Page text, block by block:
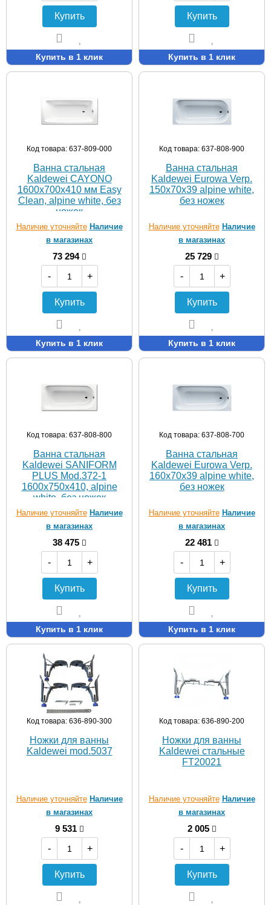
Купить
Купить в 1 клик
Купить
Купить в 1 клик
Код товара: 637-809-000
Ванна стальная
Kaldewei CAYONO
1600х700х410 мм Easy
Clean, alpine white, без
ножек
Наличие уточняйте Наличие
в магазинах
73 294
-
+
Купить
Купить в 1 клик
Код товара: 637-808-900
Ванна стальная
Kaldewei Eurowa Verp.
150х70х39 alpine white,
без ножек
Наличие уточняйте Наличие
в магазинах
25 729
-
+
Купить
Купить в 1 клик
Код товара: 637-808-800
Ванна стальная
Kaldewei SANIFORM
PLUS Mod.372-1
1600х750х410, alpine
white, без ножек
Наличие уточняйте Наличие
в магазинах
38 475
-
+
Купить
Купить в 1 клик
Код товара: 637-808-700
Ванна стальная
Kaldewei Eurowa Verp.
160х70х39 alpine white,
без ножек
Наличие уточняйте Наличие
в магазинах
22 481
-
+
Купить
Купить в 1 клик
Код товара: 636-890-300
Ножки для ванны
Kaldewei mod.5037
Наличие уточняйте Наличие
в магазинах
9 531
-
+
Купить
Код товара: 636-890-200
Ножки для ванны
Kaldewei стальные
FT20021
Наличие уточняйте Наличие
в магазинах
2 005
-
+
Купить